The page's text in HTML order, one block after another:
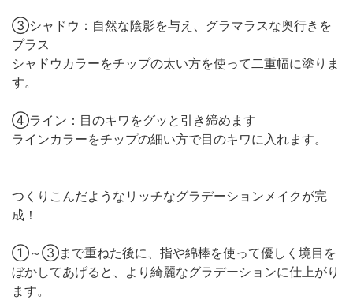
③シャドウ：自然な陰影を与え、グラマラスな奥行きを
プラス
シャドウカラーをチップの太い方を使って二重幅に塗りま
す。
④ライン：目のキワをグッと引き締めます
ラインカラーをチップの細い方で目のキワに入れます。
つくりこんだようなリッチなグラデーションメイクが完
成！
①～③まで重ねた後に、指や綿棒を使って優しく境目を
ぼかしてあげると、より綺麗なグラデーションに仕上がり
ます。